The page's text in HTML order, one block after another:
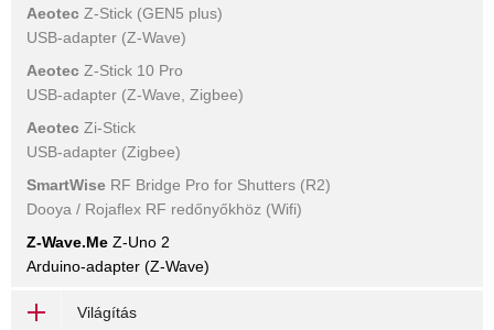
Aeotec Z-Stick (GEN5 plus)
USB-adapter (Z-Wave)
Aeotec Z-Stick 10 Pro
USB-adapter (Z-Wave, Zigbee)
Aeotec Zi-Stick
USB-adapter (Zigbee)
SmartWise RF Bridge Pro for Shutters (R2)
Dooya / Rojaflex RF redőnyőkhöz (Wifi)
Z-Wave.Me Z-Uno 2
Arduino-adapter (Z-Wave)
Világítás